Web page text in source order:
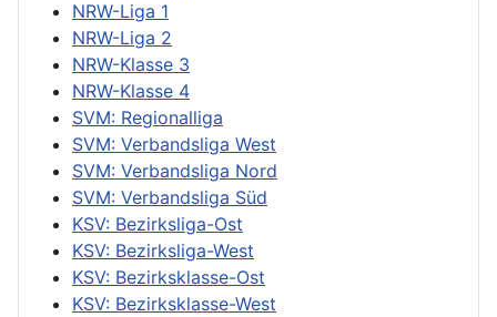
NRW-Liga 1
NRW-Liga 2
NRW-Klasse 3
NRW-Klasse 4
SVM: Regionalliga
SVM: Verbandsliga West
SVM: Verbandsliga Nord
SVM: Verbandsliga Süd
KSV: Bezirksliga-Ost
KSV: Bezirksliga-West
KSV: Bezirksklasse-Ost
KSV: Bezirksklasse-West